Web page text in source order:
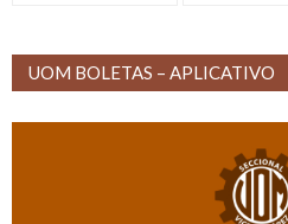
UOM BOLETAS – APLICATIVO